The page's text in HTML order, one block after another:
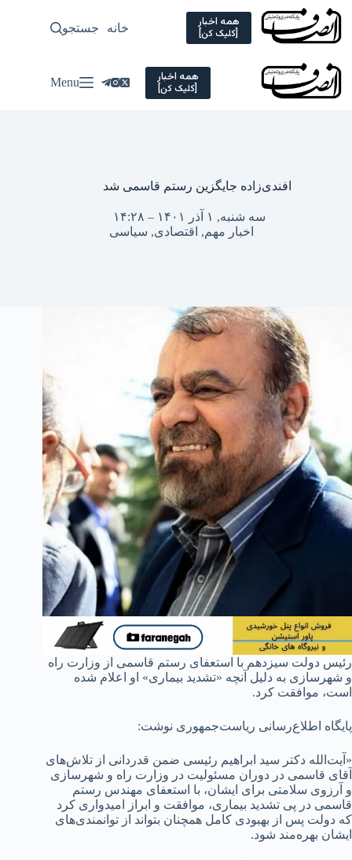
Skip
content
همه اخبار
[کلیک کن] خانه سیاسی
جستجو
همه اخبار
[کلیک کن] Menu
افندی‌زاده جایگزین رستم قاسمی شد
سه شنبه, ۱ آذر ۱۴۰۱ – ۱۴:۲۸
اخبار مهم, اقتصادی, سیاسی
رئیس دولت سیزدهم با استعفای رستم قاسمی از وزارت راه
و شهرسازی به دلیل آنچه «تشدید بیماری» او اعلام شده
است، موافقت کرد.
پایگاه اطلاع‌رسانی ریاست‌جمهوری نوشت:
«آیت‌الله دکتر سید ابراهیم رئیسی ضمن قدردانی از تلاش‌های
آقای قاسمی در دوران مسئولیت در وزارت راه و شهرسازی
و آرزوی سلامتی برای ایشان، با استعفای مهندس رستم
قاسمی در پی تشدید بیماری، موافقت و ابراز امیدواری کرد
که دولت پس از بهبودی کامل همچنان بتواند از توانمندی‌های
ایشان بهره‌مند شود.